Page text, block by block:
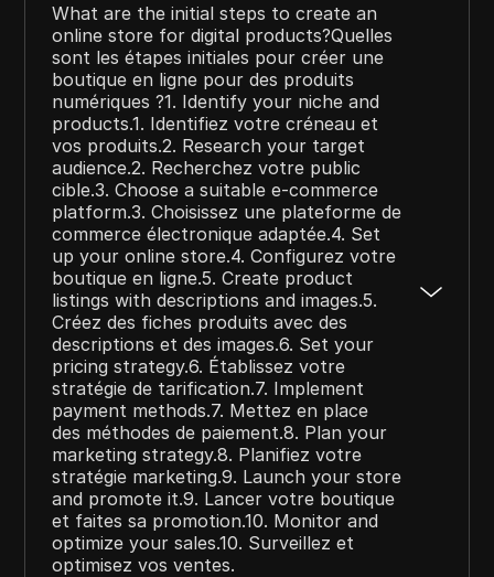
What are the initial steps to create an
online store for digital products?Quelles
sont les étapes initiales pour créer une
boutique en ligne pour des produits
numériques ?1. Identify your niche and
products.1. Identifiez votre créneau et
vos produits.2. Research your target
audience.2. Recherchez votre public
cible.3. Choose a suitable e-commerce
platform.3. Choisissez une plateforme de
commerce électronique adaptée.4. Set
up your online store.4. Configurez votre
boutique en ligne.5. Create product
listings with descriptions and images.5.
Créez des fiches produits avec des
descriptions et des images.6. Set your
pricing strategy.6. Établissez votre
stratégie de tarification.7. Implement
payment methods.7. Mettez en place
des méthodes de paiement.8. Plan your
marketing strategy.8. Planifiez votre
stratégie marketing.9. Launch your store
and promote it.9. Lancer votre boutique
et faites sa promotion.10. Monitor and
optimize your sales.10. Surveillez et
optimisez vos ventes.